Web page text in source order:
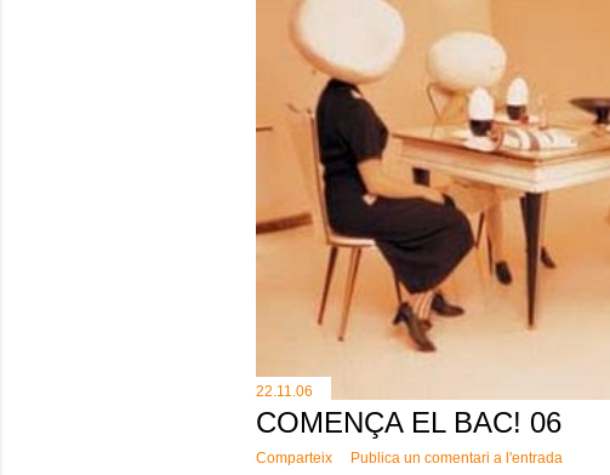
22.11.06
COMENÇA EL BAC! 06
Comparteix Publica un comentari a l'entrada